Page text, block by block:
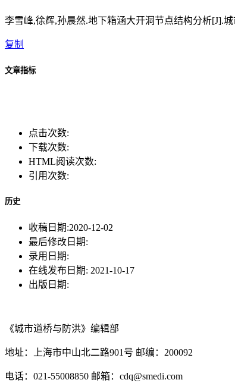
李雪峰,徐辉,孙晨然.地下箱涵大开洞节点结构分析[J].城
复制
文章指标
点击次数:
下载次数:
HTML阅读次数:
引用次数:
历史
收稿日期:2020-12-02
最后修改日期:
录用日期:
在线发布日期: 2021-10-17
出版日期:
《城市道桥与防洪》编辑部
地址：上海市中山北二路901号 邮编：200092
电话：021-55008850 邮箱：cdq@smedi.com